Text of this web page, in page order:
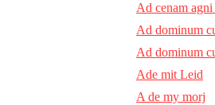
Ad cenam
Ad dominum
Ad dominum
Ade mit Leid
A de my morj